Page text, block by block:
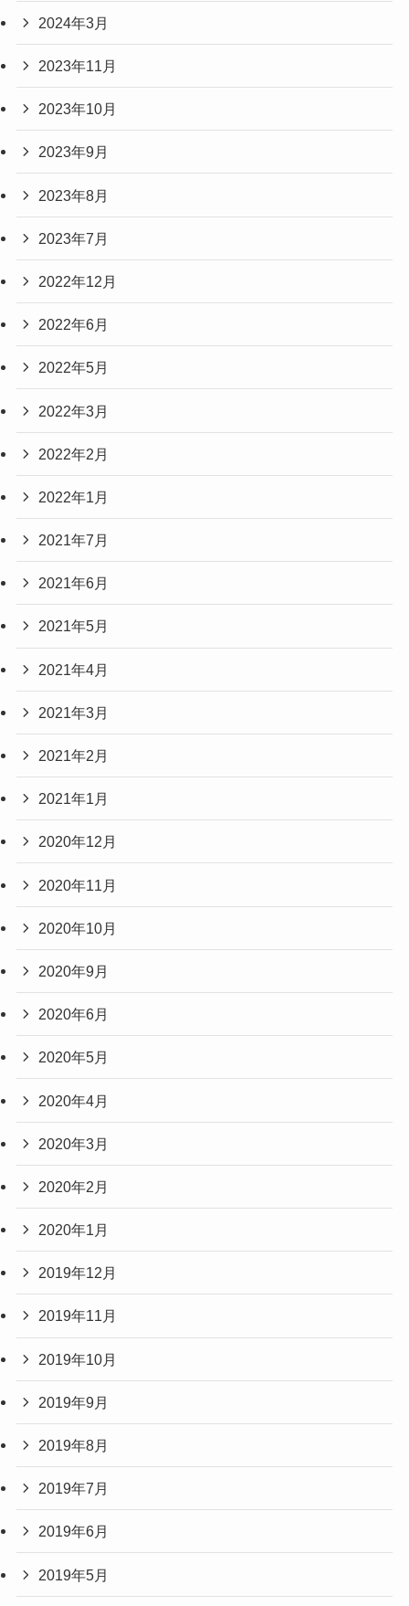
2024年3月
2023年11月
2023年10月
2023年9月
2023年8月
2023年7月
2022年12月
2022年6月
2022年5月
2022年3月
2022年2月
2022年1月
2021年7月
2021年6月
2021年5月
2021年4月
2021年3月
2021年2月
2021年1月
2020年12月
2020年11月
2020年10月
2020年9月
2020年6月
2020年5月
2020年4月
2020年3月
2020年2月
2020年1月
2019年12月
2019年11月
2019年10月
2019年9月
2019年8月
2019年7月
2019年6月
2019年5月